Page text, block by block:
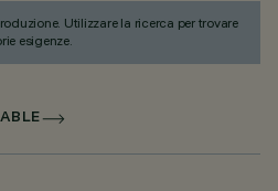
Utilizzare la ricerca per trovare
esigenze.